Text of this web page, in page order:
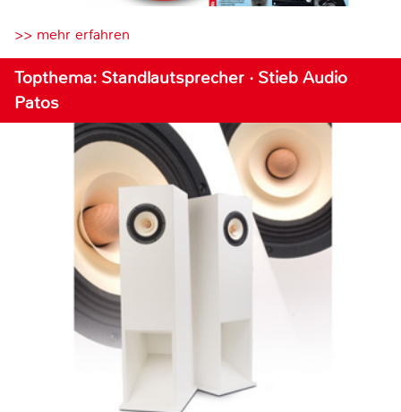
>> mehr erfahren
Topthema: Standlautsprecher · Stieb Audio
Patos